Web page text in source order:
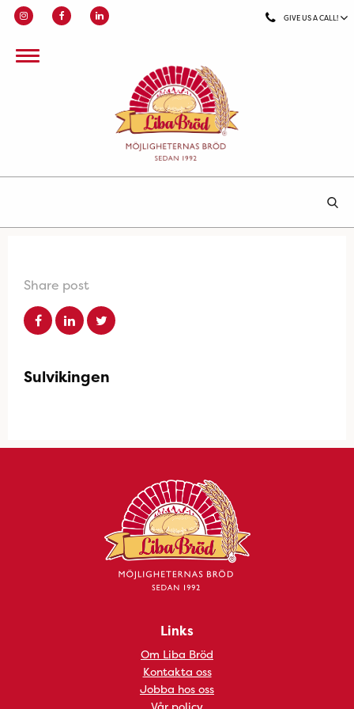
GIVE US A CALL!
Share post
Sulvikingen
Links
Om Liba Bröd
Kontakta oss
Jobba hos oss